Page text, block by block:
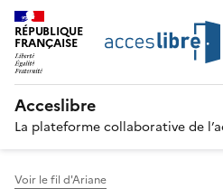
RÉPUBLIQUE
FRANÇAISE
Acceslibre
La plateforme collaborative de
Voir le fil d'Ariane